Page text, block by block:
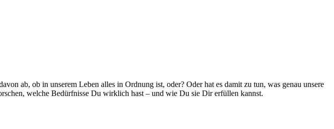
ab, ob in unserem Leben alles in Ordnung ist, oder? Oder hat es damit zu tun, was genau unsere
welche Bedürfnisse Du wirklich hast – und wie Du sie Dir erfüllen kannst.